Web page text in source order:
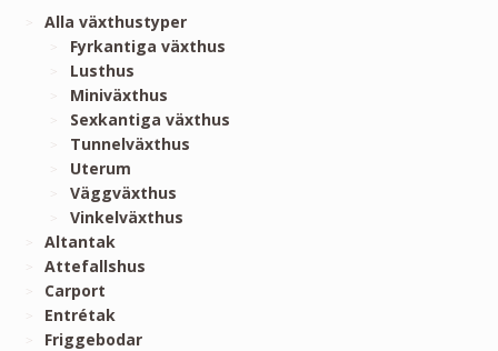
Alla växthustyper
Fyrkantiga växthus
Lusthus
Miniväxthus
Sexkantiga växthus
Tunnelväxthus
Uterum
Väggväxthus
Vinkelväxthus
Altantak
Attefallshus
Carport
Entrétak
Friggebodar